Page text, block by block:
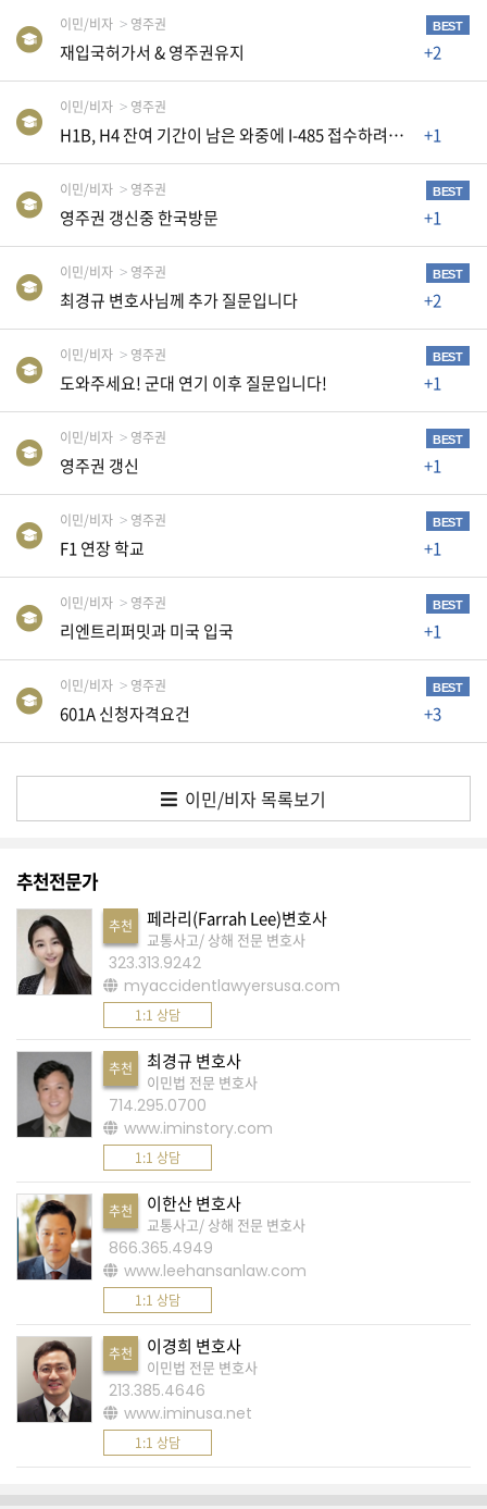
국
활
TIP
질
문
공
사
항
K
이
용
수
내
바
랍
니
다
.
A
S
K
국
에
서
새
운
전
문
가
이민/비자 영주권 BEST
재입국허가서 & 영주권유지 +2
이민/비자 영주권
H1B, H4 잔여 기간이 남은 와중에 I-485 접수하려는데 AP카드와 EAD신청이 필요할까요 +1
이민/비자 영주권 BEST
영주권 갱신중 한국방문 +1
이민/비자 영주권 BEST
최경규 변호사님께 추가 질문입니다 +2
이민/비자 영주권 BEST
도와주세요! 군대 연기 이후 질문입니다! +1
이민/비자 영주권 BEST
영주권 갱신 +1
이민/비자 영주권 BEST
F1 연장 학교 +1
이민/비자 영주권 BEST
리엔트리퍼밋과 미국 입국 +1
이민/비자 영주권 BEST
601A 신청자격요건 +3
이민/비자 목록보기
추천전문가
추천 페라리(Farrah Lee)변호사
교통사고/ 상해 전문 변호사
323.313.9242
myaccidentlawyersusa.com
1:1 상담
추천 최경규 변호사
이민법 전문 변호사
714.295.0700
www.iminstory.com
1:1 상담
추천 이한산 변호사
교통사고/ 상해 전문 변호사
866.365.4949
www.leehansanlaw.com
1:1 상담
추천 이경희 변호사
이민법 전문 변호사
213.385.4646
www.iminusa.net
1:1 상담